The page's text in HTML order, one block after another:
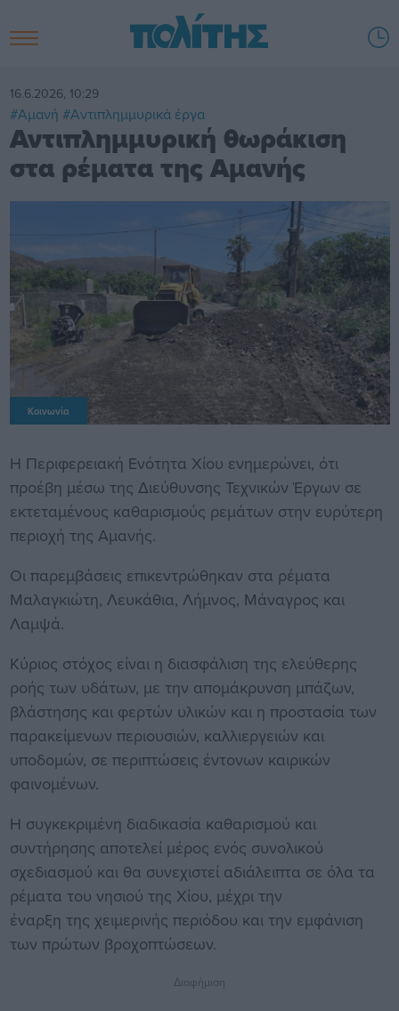
16.6.2026, 10:29
#Αμανή #Αντιπλημμυρικά έργα
Αντιπλημμυρική θωράκιση
στα ρέματα της Αμανής
Κοινωνία
Η Περιφερειακή Ενότητα Χίου ενημερώνει, ότι
προέβη μέσω της Διεύθυνσης Τεχνικών Έργων σε
εκτεταμένους καθαρισμούς ρεμάτων στην ευρύτερη
περιοχή της Αμανής.
Οι παρεμβάσεις επικεντρώθηκαν στα ρέματα
Μαλαγκιώτη, Λευκάθια, Λήμνος, Μάναγρος και
Λαμψά.
Κύριος στόχος είναι η διασφάλιση της ελεύθερης
ροής των υδάτων, με την απομάκρυνση μπάζων,
βλάστησης και φερτών υλικών και η προστασία των
παρακείμενων περιουσιών, καλλιεργειών και
υποδομών, σε περιπτώσεις έντονων καιρικών
φαινομένων.
Η συγκεκριμένη διαδικασία καθαρισμού και
συντήρησης αποτελεί μέρος ενός συνολικού
σχεδιασμού και θα συνεχιστεί αδιάλειπτα σε όλα τα
ρέματα του νησιού της Χίου, μέχρι την
έναρξη της χειμερινής περιόδου και την εμφάνιση
των πρώτων βροχοπτώσεων.
Διαφήμιση